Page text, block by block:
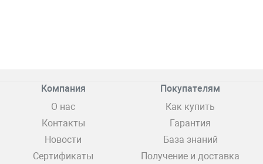
Компания
О нас
Контакты
Новости
Сертификаты
Покупателям
Как купить
Гарантия
База знаний
Получение и доставка